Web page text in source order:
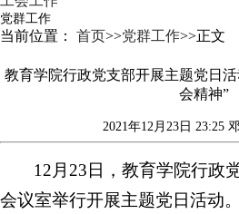
党群工作
当前位置： 首页>>党群工作>>正文
教育学院行政党支部开展主题党日
会精神”
2021年12月23日 23:25
12月23日，教育学院行政
会议室举行开展主题党日活动